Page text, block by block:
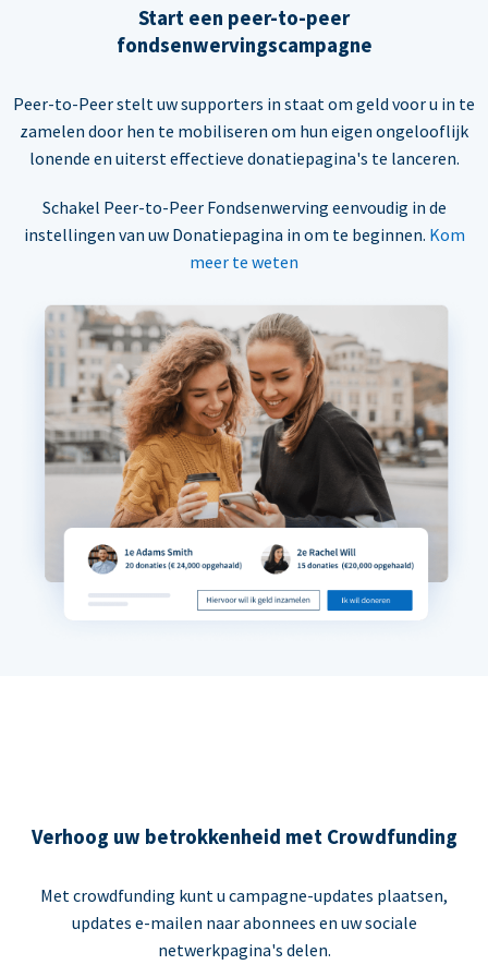
Start een peer-to-peer
fondsenwervingscampagne
Peer-to-Peer stelt uw supporters in staat om geld voor u in te
zamelen door hen te mobiliseren om hun eigen ongelooflijk
lonende en uiterst effectieve donatiepagina's te lanceren.
Schakel Peer-to-Peer Fondsenwerving eenvoudig in de
instellingen van uw Donatiepagina in om te beginnen. Kom
meer te weten
Verhoog uw betrokkenheid met Crowdfunding
Met crowdfunding kunt u campagne-updates plaatsen,
updates e-mailen naar abonnees en uw sociale
netwerkpagina's delen.